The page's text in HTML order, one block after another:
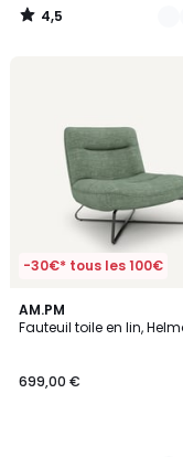
4,5
/
-30€* tous les 100€
AM.PM
Fauteuil toile en lin,
699,00 €
4,5
/ 5
2
Couleurs